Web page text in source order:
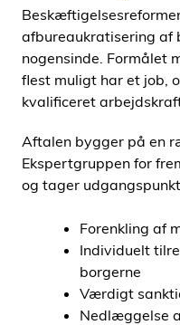
afbureaukratisering af
nogensinde. Formålet
flest muligt har et job,
kvalificeret
Aftalen bygger på en
Ekspertgruppen for
og tager
Forenkling af
Individuelt
borgerne
Værdigt
Nedlæggelse